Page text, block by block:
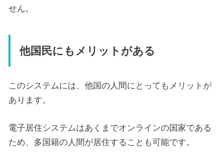
せん。
他国民にもメリットがある
このシステムには、他国の人間にとってもメリットが
あります。
電子居住システムはあくまでオンラインの国家である
ため、多国籍の人間が居住することも可能です。